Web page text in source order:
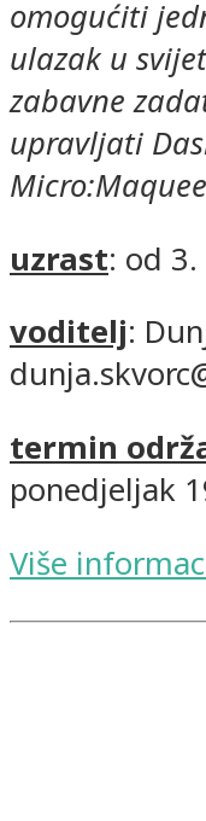
omogućiti
ulazak u
zabavne
upravljati
uzrast: od
voditelj:
termin
ponedjeljak
Više